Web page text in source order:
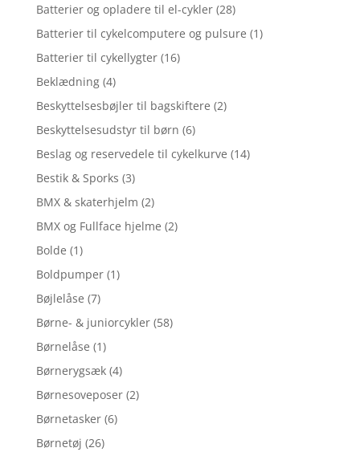
Batterier og opladere til el-cykler (28)
Batterier til cykelcomputere og pulsure (1)
Batterier til cykellygter (16)
Beklædning (4)
Beskyttelsesbøjler til bagskiftere (2)
Beskyttelsesudstyr til børn (6)
Beslag og reservedele til cykelkurve (14)
Bestik & Sporks (3)
BMX & skaterhjelm (2)
BMX og Fullface hjelme (2)
Bolde (1)
Boldpumper (1)
Bøjlelåse (7)
Børne- & juniorcykler (58)
Børnelåse (1)
Børnerygsæk (4)
Børnesoveposer (2)
Børnetasker (6)
Børnetøj (26)